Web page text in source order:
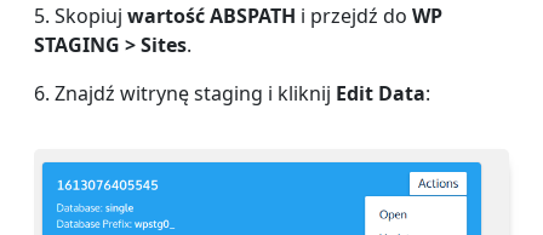
5. Skopiuj wartość ABSPATH i przejdź do WP
STAGING > Sites.
6. Znajdź witrynę staging i kliknij Edit Data: